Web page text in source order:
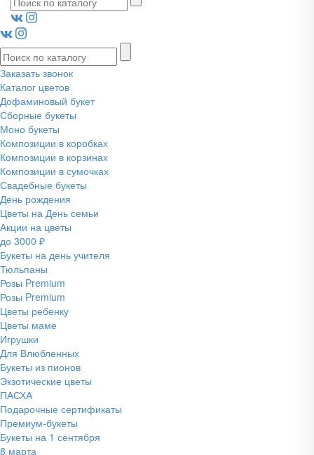
Заказать звонок
Каталог цветов
Дофаминовый букет
Сборные букеты
Моно букеты
Композиции в коробках
Композиции в корзинах
Композиции в сумочках
Свадебные букеты
День рождения
Цветы на День семьи
Акции на цветы
до 3000 ₽
Букеты на день учителя
Тюльпаны
Розы Premium
Розы Premium
Цветы ребенку
Цветы маме
Игрушки
Для Влюбленных
Букеты из пионов
Экзотические цветы
ПАСХА
Подарочные сертификаты
Премиум-букеты
Букеты на 1 сентября
8 марта